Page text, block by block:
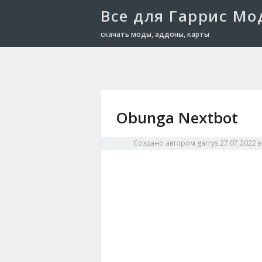
Все для Гаррис
скачать моды, аддоны, карты
Obunga Nextbot
Создано автором garrys27.07.2022 в